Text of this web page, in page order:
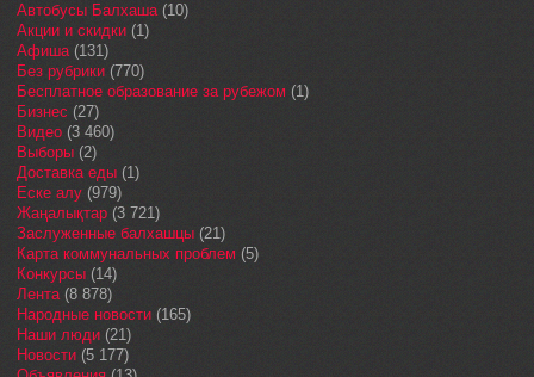
Автобусы Балхаша(10)
Акции и скидки (1)
Афиша(131)
Без рубрики (770)
Бесплатное образование за рубежом (1)
Бизнес (27)
Видео (3 460)
Выборы (2)
Доставка еды (1)
Еске алу (979)
Жаңалықтар (3 721)
Заслуженные балхашцы (21)
Карта коммунальных проблем (5)
Конкурсы (14)
Лента(8 878)
Народные новости (165)
Наши люди (21)
Новости (5 177)